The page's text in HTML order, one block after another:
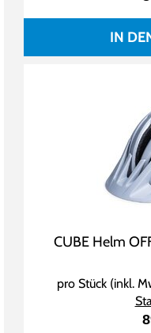
IN
CUBE Helm
pro Stück (inkl.